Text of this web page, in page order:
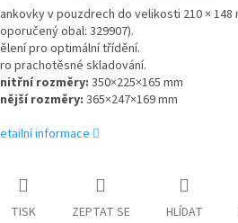
v pouzdrech do velikosti 210 × 148
obal: 329907).
pro optimální třídění.
prachotěsné skladování.
rozměry: 350×225×165 mm
rozměry:365×247×169 mm
informace
TISK ZEPTAT SE HLÍDAT